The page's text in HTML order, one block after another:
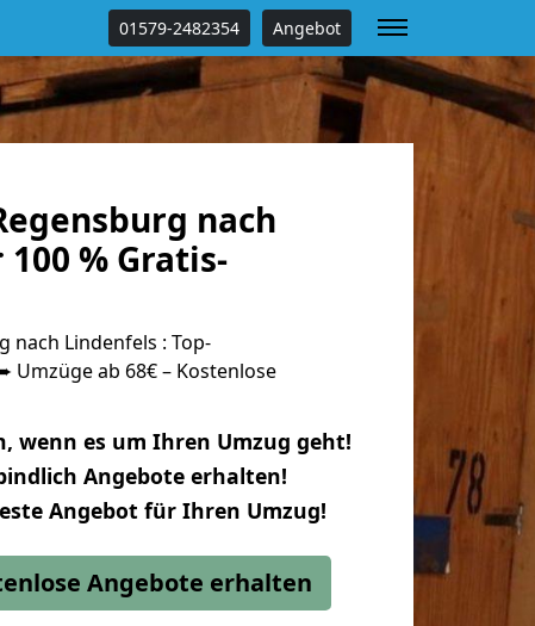
01579-2482354 Angebot
nach
% Gratis-
nach Lindenfels : Top-
Umzüge ab 68€ – Kostenlose
wenn es um Ihren Umzug geht!
Angebote erhalten!
Angebot für Ihren Umzug!
Angebote erhalten